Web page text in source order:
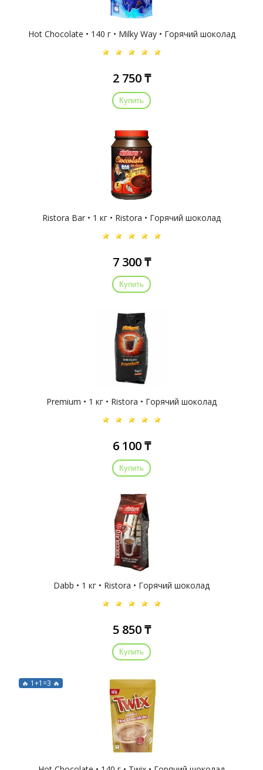
Hot Chocolate • 140 г • Milky Way • Горячий шоколад
2 750 ₸
Купить
Ristora Bar • 1 кг • Ristora • Горячий шоколад
7 300 ₸
Купить
Premium • 1 кг • Ristora • Горячий шоколад
6 100 ₸
Купить
Dabb • 1 кг • Ristora • Горячий шоколад
5 850 ₸
Купить
🔥 1+1=3 🔥